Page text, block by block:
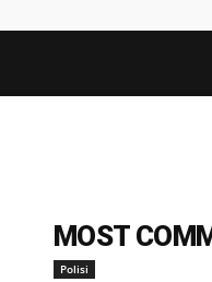
MOST
Polisi